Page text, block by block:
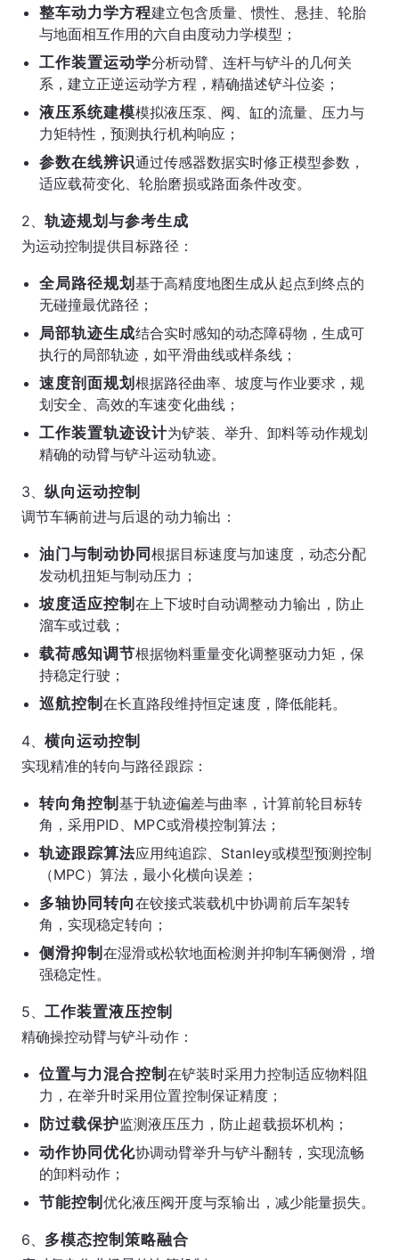
整车动力学方程建立包含质量、惯性、悬挂、轮胎
与地面相互作用的六自由度动力学模型；
工作装置运动学分析动臂、连杆与铲斗的几何关
系，建立正逆运动学方程，精确描述铲斗位姿；
液压系统建模模拟液压泵、阀、缸的流量、压力与
力矩特性，预测执行机构响应；
参数在线辨识通过传感器数据实时修正模型参数，
适应载荷变化、轮胎磨损或路面条件改变。
2、轨迹规划与参考生成
为运动控制提供目标路径：
全局路径规划 基于高精度地图生成从起点到终点的
无碰撞最优路径；
局部轨迹生成结合实时感知的动态障碍物，生成可
执行的局部轨迹，如平滑曲线或样条线；
速度剖面规划 根据路径曲率、坡度与作业要求，规
划安全、高效的车速变化曲线；
工作装置轨迹设计为铲装、举升、卸料等动作规划
精确的动臂与铲斗运动轨迹。
3、纵向运动控制
调节车辆前进与后退的动力输出：
油门与制动协同 根据目标速度与加速度，动态分配
发动机扭矩与制动压力；
坡度适应控制 在上下坡时自动调整动力输出，防止
溜车或过载；
载荷感知调节根据物料重量变化调整驱动力矩，保
持稳定行驶；
巡航控制 在长直路段维持恒定速度，降低能耗。
4、横向运动控制
实现精准的转向与路径跟踪：
转向角控制 基于轨迹偏差与曲率，计算前轮目标转
角，采用PID、MPC或滑模控制算法；
轨迹跟踪算法应用纯追踪、Stanley或模型预测控制
（MPC）算法，最小化横向误差；
多轴协同转向在铰接式装载机中协调前后车架转
角，实现稳定转向；
侧滑抑制 在湿滑或松软地面检测并抑制车辆侧滑，增
强稳定性。
5、工作装置液压控制
精确操控动臂与铲斗动作：
位置与力混合控制 在铲装时采用力控制适应物料阻
力，在举升时采用位置控制保证精度；
防过载保护监测液压压力，防止超载损坏机构；
动作协同优化协调动臂举升与铲斗翻转，实现流畅
的卸料动作；
节能控制 优化液压阀开度与泵输出，减少能量损失。
6、 多模态控制策略融合